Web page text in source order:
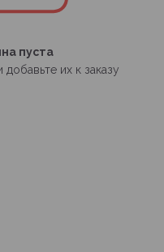
пуста
их к заказу